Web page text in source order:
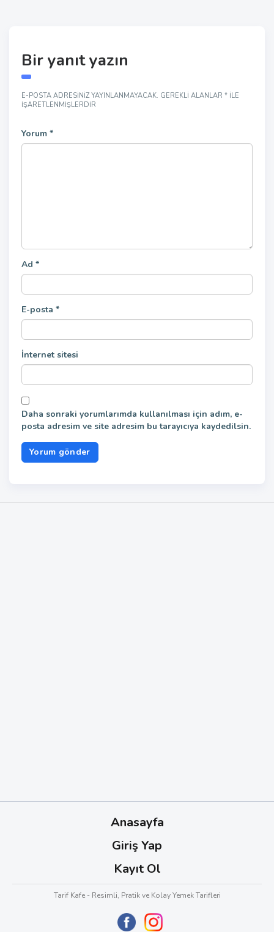
Bir yanıt yazın
E-POSTA ADRESINIZ YAYINLANMAYACAK. GEREKLI ALANLAR * ILE
IŞARETLENMIŞLERDIR
Yorum *
Ad *
E-posta *
İnternet sitesi
Daha sonraki yorumlarımda kullanılması için adım, e-
posta adresim ve site adresim bu tarayıcıya kaydedilsin.
Anasayfa
Giriş Yap
Kayıt Ol
Tarif Kafe - Resimli, Pratik ve Kolay Yemek Tarifleri